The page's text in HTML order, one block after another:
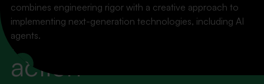
combines engineering rigor with a creative approach to
implementing next-generation technologies, including AI
agents.
LinkedIn
EVENTS
Lights, camera,
action